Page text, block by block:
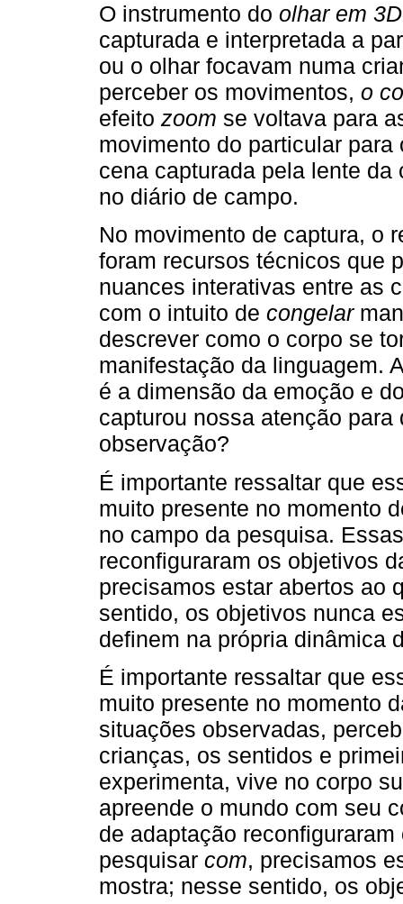
O instrumento do olhar em 3D
capturada e interpretada a
ou o olhar focavam numa
perceber os movimentos, o
efeito zoom se voltava para
movimento do particular
cena capturada pela lente
no diário de campo.
No movimento de captura, o
foram recursos técnicos que
nuances interativas entre as
com o intuito de congelar
descrever como o corpo se
manifestação da linguagem.
é a dimensão da emoção e
capturou nossa atenção
observação?
É importante ressaltar que
muito presente no momento
no campo da pesquisa.
reconfiguraram os objetivos
precisamos estar abertos ao
sentido, os objetivos nunca
definem na própria dinâmica
É importante ressaltar que
muito presente no momento
situações observadas,
crianças, os sentidos e
experimenta, vive no corpo
apreende o mundo com seu
de adaptação
pesquisar com, precisamos
mostra; nesse sentido, os